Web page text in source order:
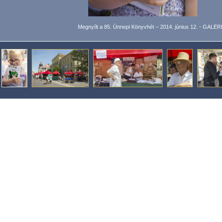
Megnyílt a 85. Ünnepi Könyvhét – 2014. június 12. -